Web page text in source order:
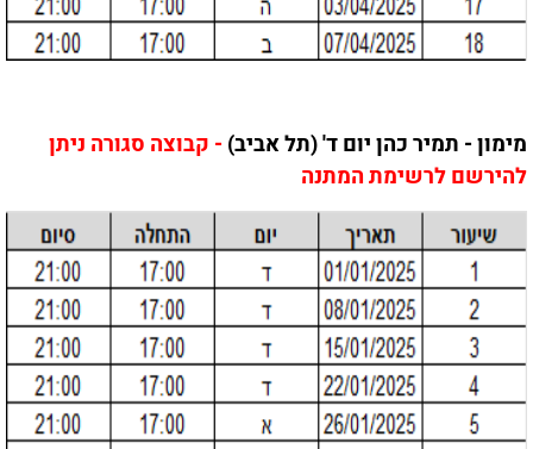
מימון - תמיר כהן יום ד' (תל אביב)- קבוצה סגורה ניתן
להירשם לרשימת המתנה